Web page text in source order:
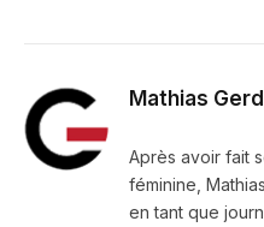
Mathias
Après avoir fait
féminine,
en tant que